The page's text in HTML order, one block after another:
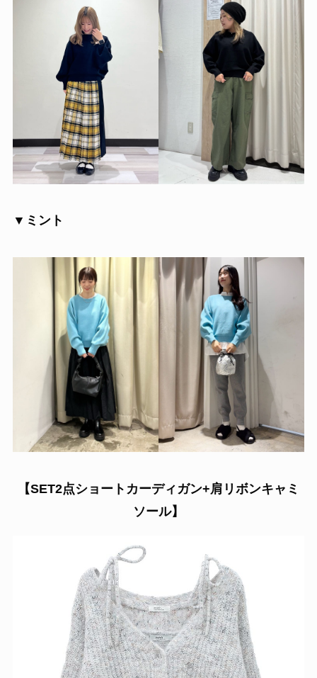
▼ミント
【SET2点ショートカーディガン+肩リボンキャミ
ソール】